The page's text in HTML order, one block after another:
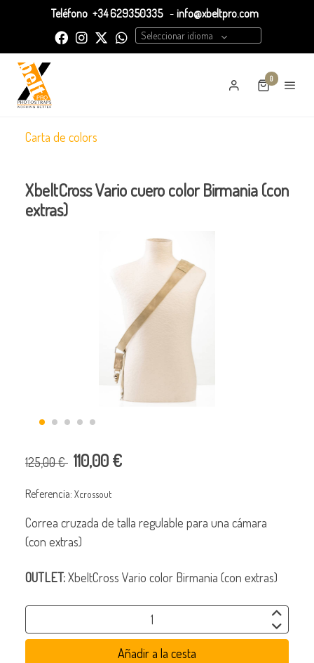
Teléfono +34 629350335 - info@xbeltpro.com
Seleccionar idioma
0
Carta de colors
XbeltCross Vario cuero color Birmania (con
extras)
125,00 € 110,00 €
Referencia: Xcrossout
Correa cruzada de talla regulable para una cámara
(con extras)
OUTLET:XbeltCross Vario color Birmania (con extras)
Añadir a la cesta